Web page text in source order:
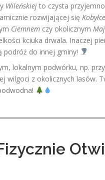
Wileńskiej to czysta
rozwijającej się Kobyłce
Ciemnem czy okolicznym
kciuka drwala. Inaczej
podróż do innej gminy!
lokalnym podwórku, np. przy
z okolicznych lasów.